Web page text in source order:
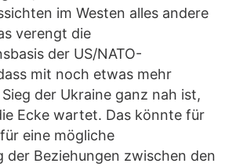
im Westen alles andere
verengt die
der US/NATO-
mit noch etwas mehr
der Ukraine ganz nah ist,
Ecke wartet. Das könnte für
eine mögliche
der Beziehungen zwischen den